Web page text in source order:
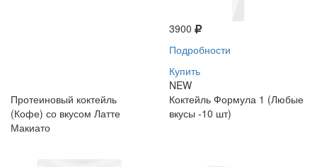
3900
Подробности
Купить
NEW
Протеиновый коктейль
(Кофе) со вкусом Латте
Макиато
Коктейль Формула 1 (Любые
вкусы -10 шт)